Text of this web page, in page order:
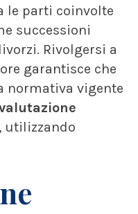
le parti coinvolte
successioni
Rivolgersi a
garantisce che
normativa vigente
utilizzando